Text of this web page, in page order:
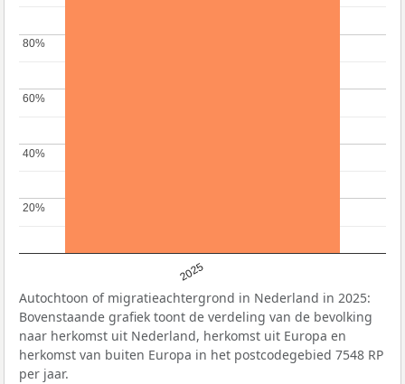
2025
20%
20%
40%
40%
60%
60%
80%
80%
Autochtoon of migratieachtergrond in Nederland in 2025:
Bovenstaande grafiek toont de verdeling van de bevolking
naar herkomst uit Nederland, herkomst uit Europa en
herkomst van buiten Europa in het postcodegebied 7548 RP
per jaar.